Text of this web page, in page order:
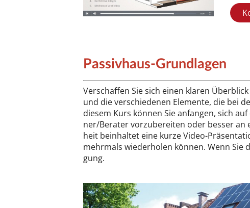
Passivhaus-Grundlagen
Ver­schaf­fen Sie sich einen kla­ren
und die ver­schie­de­nen Ele­men­te, die bei
die­sem Kurs kön­nen Sie an­fan­gen, sich
ner/Be­ra­ter vor­zu­be­rei­ten oder bes­ser an
heit bein­hal­tet ei­ne kur­ze Vi­deo-
mehr­mals wie­der­ho­len kön­nen. Wenn
gung.